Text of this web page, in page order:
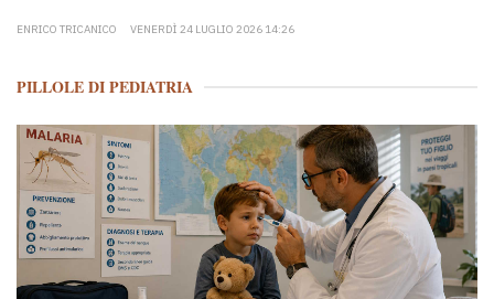
ENRICO TRICANICO VENERDÌ 24 LUGLIO 2026 14:26
PILLOLE DI PEDIATRIA